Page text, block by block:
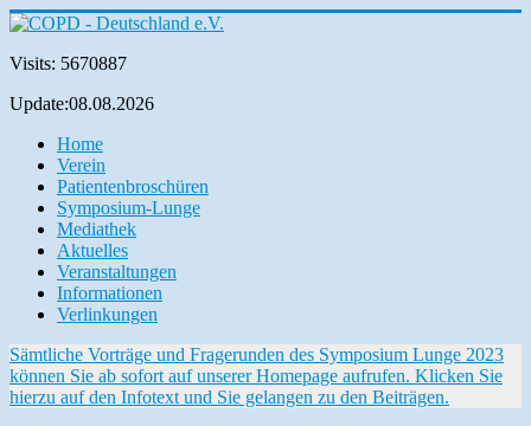
Visits: 5670887
Update:08.08.2026
Home
Verein
Patientenbroschüren
Symposium-Lunge
Mediathek
Aktuelles
Veranstaltungen
Informationen
Verlinkungen
Sämtliche Vorträge und Fragerunden des Symposium Lunge 2023
können Sie ab sofort auf unserer Homepage aufrufen. Klicken Sie
hierzu auf den Infotext und Sie gelangen zu den Beiträgen.